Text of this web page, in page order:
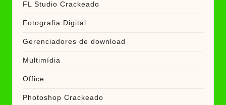
FL Studio Crackeado
Fotografia Digital
Gerenciadores de download
Multimídia
Office
Photoshop Crackeado